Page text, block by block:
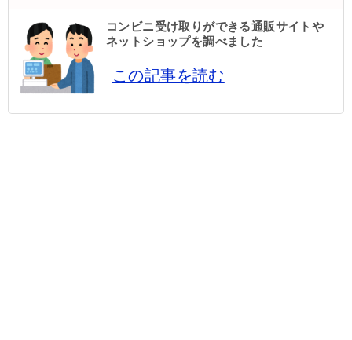
コンビニ受け取りができる通販サイトや
ネットショップを調べました
この記事を読む